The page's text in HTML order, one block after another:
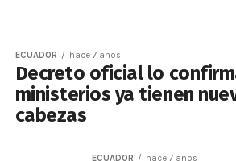
ECUADOR hace 7 años
Decreto oficial lo
ministerios ya tienen
cabezas
ECUADOR hace 7 años